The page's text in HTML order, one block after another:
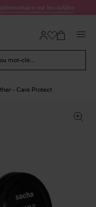
sur les soldes
mot-clé...
- Care Protect